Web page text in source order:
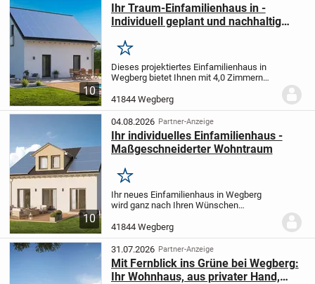
10
Ihr Traum-Einfamilienhaus in -
Individuell geplant und nachhaltig
Merken
Dieses projektiertes Einfamilienhaus in
Wegberg bietet Ihnen mit 4,0 Zimmern
komfortables Zuhause für Ihre Familie.
Das Haus verfügt über zwei Etagen mit
drei gemütlichen...
41844 Wegberg
10
04.08.2026 Partner-Anzeige
Ihr individuelles Einfamilienhaus -
Maßgeschneiderter Wohntraum
Merken
Ihr neues Einfamilienhaus in Wegberg
wird ganz nach Ihren Wünschen
m² großen Grundstück entsteht ein
modernes, gehobenes Wohnhaus mit
einer Wohnfläche von...
41844 Wegberg
31.07.2026 Partner-Anzeige
Mit Fernblick ins Grüne bei Wegberg:
Ihr Wohnhaus, aus privater Hand,